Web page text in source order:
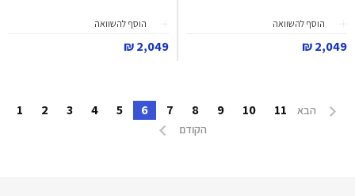
הוסף להשוואה
2,049 ₪
הוסף להשוואה
2,049 ₪
הבא 11
10
9
8
7
6
5
4
3
2
1
הקודם